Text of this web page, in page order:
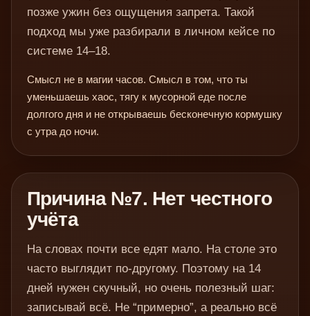
позже ужин без ощущения запрета. Такой
подход мы уже разбирали в личном кейсе по
системе 14–18.
Смысл не в магии часов. Смысл в том, что ты
уменьшаешь хаос, тягу к мусорной еде после
долгого дня и не открываешь бесконечную кормушку
с утра до ночи.
Причина №7. Нет честного
учёта
На словах почти все едят мало. На столе это
часто выглядит по-другому. Поэтому на 14
дней нужен скучный, но очень полезный шаг:
записывай всё. Не “примерно”, а реально всё